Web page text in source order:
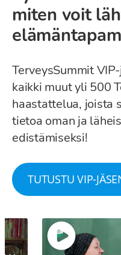
miten voit
TerveysSummit
kaikki muut yli 500
haastattelua, joista
tietoa oman ja
edistämiseksi!
TUTUSTU VIP-